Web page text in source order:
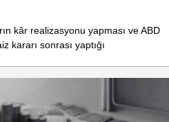
kâr realizasyonu yapması ve ABD
kararı sonrası yaptığı